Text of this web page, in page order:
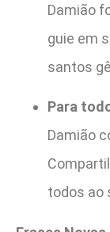
Damião
guie em
santos
Para
Damião
todos ao